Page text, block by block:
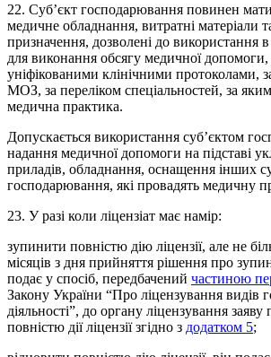
22. Суб’єкт господарювання повинен
медичне обладнання, витратні матеріали
призначення, дозволені до використання в
для виконання обсягу медичної допомоги,
уніфікованими клінічними протоколами,
МОЗ, за переліком спеціальностей, за
медична практика.
Допускається використання суб’єктом
надання медичної допомоги на підставі
приладів, обладнання, оснащення інших
господарювання, які провадять медичну
23. У разі коли ліцензіат має намір:
зупинити повністю дію ліцензії, але не
місяців з дня прийняття рішення про
подає у спосіб, передбачений частиною
Закону України “Про ліцензування видів
діяльності”, до органу ліцензування
повністю дії ліцензії згідно з додатком 5;